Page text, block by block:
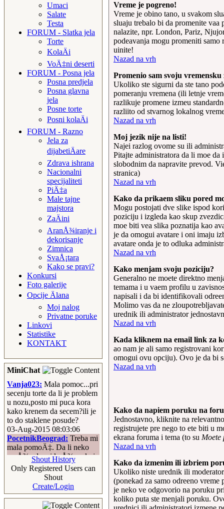
Umaci
Salate
Testa
FORUM - Slatka jela
Torte
KolaÄi
VoÄ‡ni deserti
FORUM - Posna jela
Posna predjela
Posna glavna
jela
Posne torte
Posni kolaÄi
FORUM - Razno
Jela za
dijabetiÄare
Zdrava ishrana
Nacionalni
specijaliteti
PiÄ‡a
Male tajne
majstora
ZaÄini
AranÅ¾iranje i
dekorisanje
Zimnica
SvaÅ¡tara
Kako se pravi?
Konkursi
Foto galerije
Opcije Älana
Moj nalog
Privatne poruke
Linkovi
Statistike
KONTAKT
MiniChat
Vanja023: Mala pomoc...pri
secenju torte da li je problem
u nozu,posto mi puca kora
kako krenem da secem?ili je
to do staklene posude?
03-Aug-2015 08:03:06
PocetnikBeograd: Treba mi
mala pomoÄ‡. Da li neko
moÅ¾e da mi kaÅ¾e u koje
paste se stavlja
tomato/paradajz, a u koje
paste NE IDE
tomato/paradajz? TakoÄ‘e
me zanima u koje paste se
Shout History
Only Registered Users can
Shout
Create/Login
Vreme je pogreno!
Vreme je obino tano, u svakom
sluaju trebalo bi da promenite vaa
nalazite, npr. London, Pariz,
podeavanja mogu promeniti
uinite!
Nazad na vrh
Promenio sam svoju
Ukoliko ste sigurni da ste tano
pomeranju vremena (ili letnje
razlikuje promene izmeu
razliito od stvarnog lokalnog
Nazad na vrh
Moj jezik nije na listi!
Najei razlog ovome su ili
Pitajte administratora da li moe
slobodnim da napravite prevod.
stranica)
Nazad na vrh
Kako da prikaem sliku pored
Mogu postojati dve slike ispod
poziciju i izgleda kao skup
moe biti vea slika poznatija kao
je da omogui avatare i oni imaju
avatare onda je to odluka
Nazad na vrh
Kako menjam svoju poziciju?
Generalno ne moete direktno
temama i u vaem profilu u
napisali i da bi identifikovali
Molimo vas da ne
urednik ili administrator
Nazad na vrh
Kada kliknem na email link za
ao nam je ali samo registrovani
omogui ovu opciju). Ovo je da bi
Nazad na vrh
Kako da napiem poruku na
Jednostavno, kliknite na
registrujete pre nego to ete biti u
ekrana foruma i tema (to su Moete
Nazad na vrh
Kako da izmenim ili izbriem
Ukoliko niste urednik ili
(ponekad za samo odreeno
je neko ve odgovorio na poruku
koliko puta ste menjali poruku.